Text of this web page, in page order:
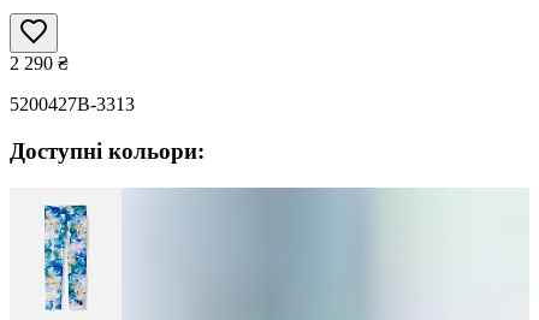
2 290 ₴
5200427B-3313
Доступні кольори: